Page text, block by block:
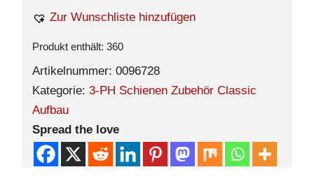
Zur Wunschliste hinzufügen
Produkt enthält: 360
Artikelnummer: 0096728
Kategorie: 3-PH Schienen Zubehör Classic
Aufbau
Spread the love